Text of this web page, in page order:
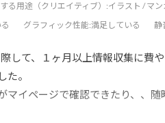
る用途（クリエイティブ）:イラスト / マ
グラフィック性能:満足している 静
して、１ヶ月以上情報収集に費
た。
マイページで確認できたり、、